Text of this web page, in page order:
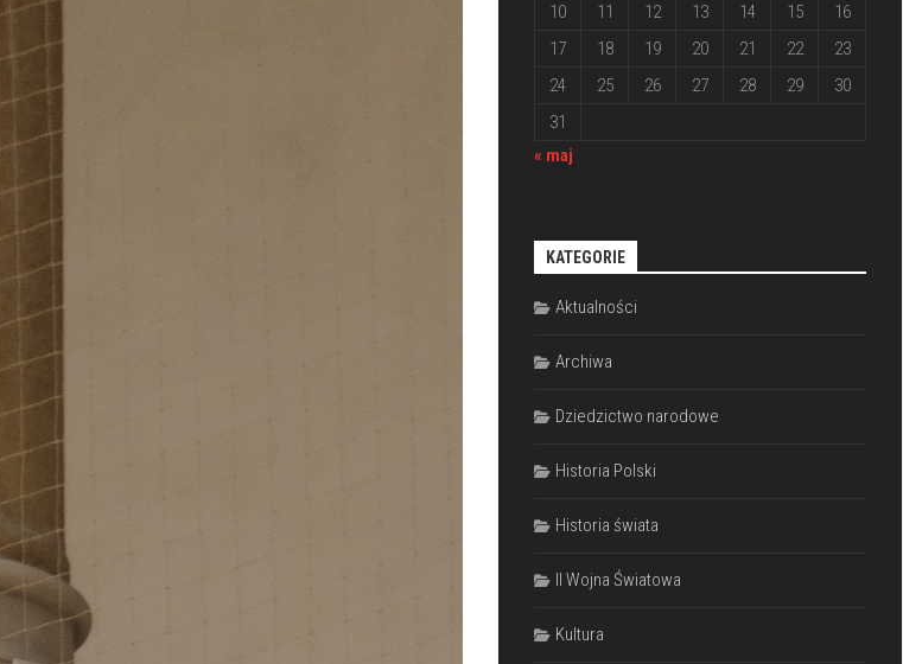
10
11 12 13 14 15
16
17
18 19 20 21 22
23
24
25 26 27 28 29
30
31
« maj
KATEGORIE
Aktualności
Archiwa
Dziedzictwo narodowe
Historia Polski
Historia świata
II Wojna Światowa
Kultura